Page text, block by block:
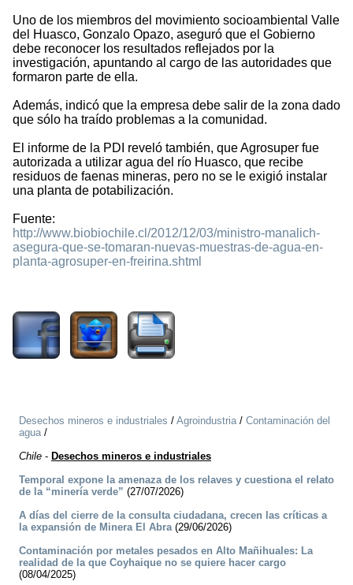
Uno de los miembros del movimiento socioambiental Valle
del Huasco, Gonzalo Opazo, aseguró que el Gobierno
debe reconocer los resultados reflejados por la
investigación, apuntando al cargo de las autoridades que
formaron parte de ella.
Además, indicó que la empresa debe salir de la zona dado
que sólo ha traído problemas a la comunidad.
El informe de la PDI reveló también, que Agrosuper fue
autorizada a utilizar agua del río Huasco, que recibe
residuos de faenas mineras, pero no se le exigió instalar
una planta de potabilización.
Fuente:
http://www.biobiochile.cl/2012/12/03/ministro-manalich-
asegura-que-se-tomaran-nuevas-muestras-de-agua-en-
planta-agrosuper-en-freirina.shtml
Desechos mineros e industriales / Agroindustria/ Contaminación del
agua/
Chile - Desechos mineros e industriales
Temporal expone la amenaza de los relaves y cuestiona el relato
de la “minería verde” (27/07/2026)
A días del cierre de la consulta ciudadana, crecen las críticas a
la expansión de Minera El Abra(29/06/2026)
Contaminación por metales pesados en Alto Mañihuales: La
realidad de la que Coyhaique no se quiere hacer cargo
(08/04/2025)